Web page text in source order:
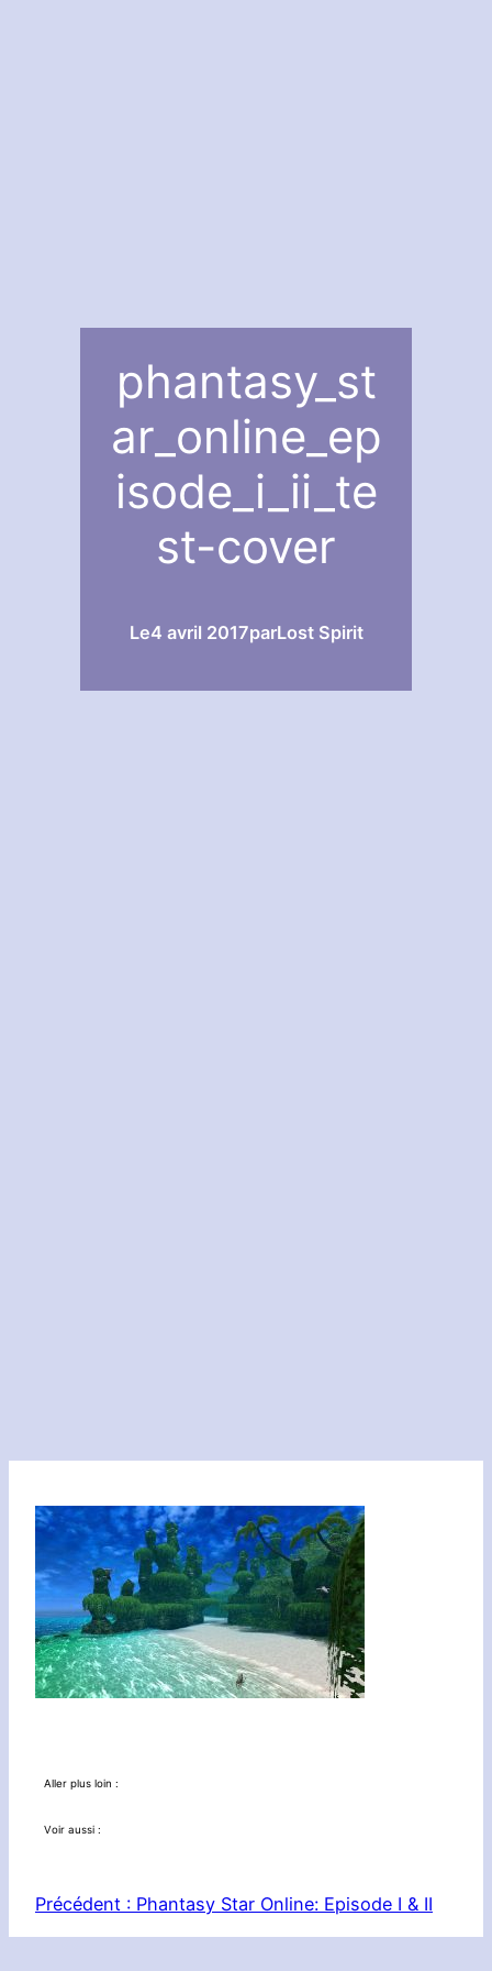
phantasy_st
ar_online_ep
isode_i_ii_te
st-cover
Le4 avril 2017parLost Spirit
Aller plus loin :
Voir aussi :
Précédent : Phantasy Star Online: Episode I & II